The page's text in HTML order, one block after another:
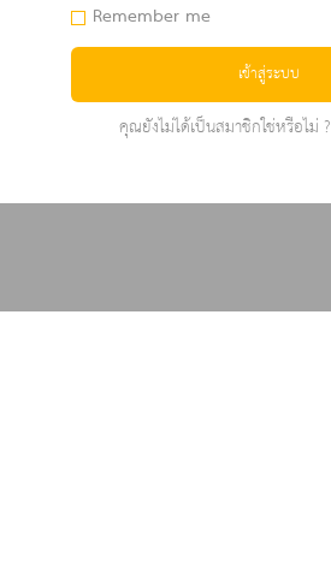
Remember me
เข้าสู่ระบบ
คุณยังไม่ได้เป็นสมาชิกใช่หรือไม่ ?